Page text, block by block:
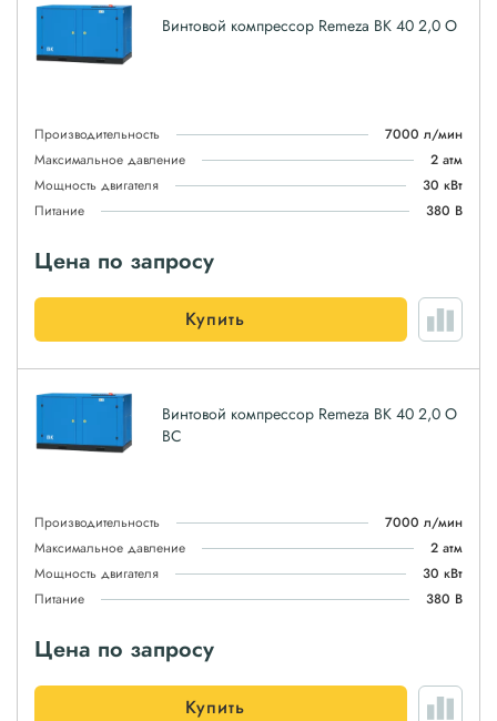
Винтовой компрессор Remeza ВК 40 2,0 О
Производительность
7000 л/мин
Максимальное давление
2 атм
Мощность двигателя
30 кВт
Питание
380 В
Цена по запросу
Купить
Винтовой компрессор Remeza ВК 40 2,0 О
ВС
Производительность
7000 л/мин
Максимальное давление
2 атм
Мощность двигателя
30 кВт
Питание
380 В
Цена по запросу
Купить